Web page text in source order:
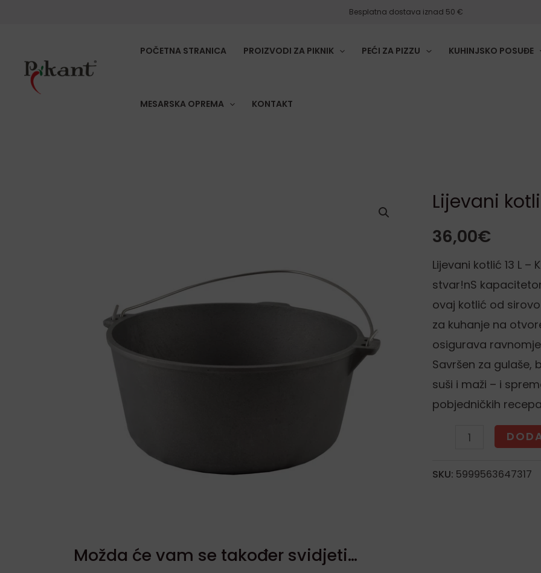
Besplatna dostava iznad 50 €
POČETNA STRANICA PROIZVODI ZA PIKNIK PEĆI ZA PIZZU KUHINJSKO POSUĐE
MESARSKA OPREMA KONTAKT
Lijevani
36,00€
Lijevani kotlić 13 L
stvar!nS
ovaj kotlić od
za kuhanje na
osigurava
Savršen za gulaše,
suši i maži – i
pobjedničkih
Lijevani
13
L
količina
SKU: 5999563647317
Možda će vam se također svidjeti…